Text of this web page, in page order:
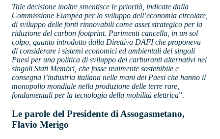
Tale decisione inoltre smentisce le priorità, indicate dalla
Commissione Europea per lo sviluppo dell’economia circolare,
di sviluppo delle fonti rinnovabili come asset strategico per la
riduzione del carbon footprint. Parimenti cancella, in un sol
colpo, quanto introdotto dalla Direttiva DAFI che proponeva
di considerare i sistemi economici ed ambientali dei singoli
Paesi per una politica di sviluppo dei carburanti alternativi nei
singoli Stati Membri, che fosse realmente sostenibile e
consegna l’industria italiana nelle mani dei Paesi che hanno il
monopolio mondiale nella produzione delle terre rare,
fondamentali per la tecnologia della mobilità elettrica”.
Le parole del Presidente di Assogasmetano,
Flavio Merigo